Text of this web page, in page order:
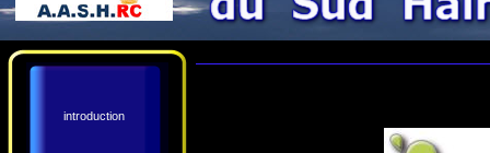
introduction